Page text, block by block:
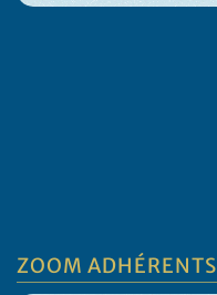
ZOOM ADHÉRENTS